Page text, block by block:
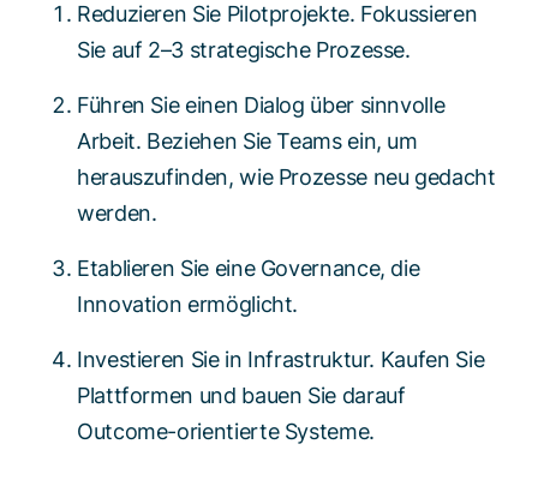
Reduzieren Sie Pilotprojekte. Fokussieren
Sie auf 2–3 strategische Prozesse.
Führen Sie einen Dialog über sinnvolle
Arbeit. Beziehen Sie Teams ein, um
herauszufinden, wie Prozesse neu gedacht
werden.
Etablieren Sie eine Governance, die
Innovation ermöglicht.
Investieren Sie in Infrastruktur. Kaufen Sie
Plattformen und bauen Sie darauf
Outcome-orientierte Systeme.